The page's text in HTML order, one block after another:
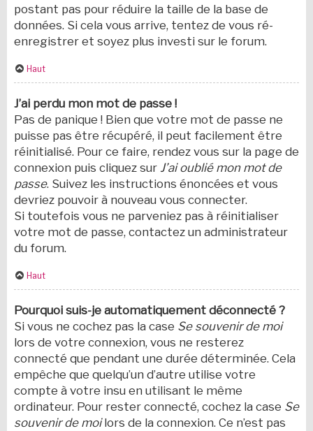
postant pas pour réduire la taille de la base de
données. Si cela vous arrive, tentez de vous ré-
enregistrer et soyez plus investi sur le forum.
Haut
J’ai perdu mon mot de passe !
Pas de panique ! Bien que votre mot de passe ne
puisse pas être récupéré, il peut facilement être
réinitialisé. Pour ce faire, rendez vous sur la page de
connexion puis cliquez sur J’ai oublié mon mot de
passe. Suivez les instructions énoncées et vous
devriez pouvoir à nouveau vous connecter.
Si toutefois vous ne parveniez pas à réinitialiser
votre mot de passe, contactez un administrateur
du forum.
Haut
Pourquoi suis-je automatiquement déconnecté ?
Si vous ne cochez pas la case Se souvenir de moi
lors de votre connexion, vous ne resterez
connecté que pendant une durée déterminée. Cela
empêche que quelqu’un d’autre utilise votre
compte à votre insu en utilisant le même
ordinateur. Pour rester connecté, cochez la case Se
souvenir de moilors de la connexion. Ce n’est pas